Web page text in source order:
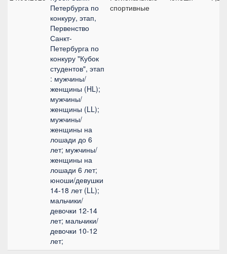
Петербурга по
конкуру, этап,
Первенство
Санкт-
Петербурга по
конкуру "Кубок
студентов", этап
: мужчины/
женщины (HL);
мужчины/
женщины (LL);
мужчины/
женщины на
лошади до 6
лет; мужчины/
женщины на
лошади 6 лет;
юноши/девушки
14-18 лет (LL);
мальчики/
девочки 12-14
лет; мальчики/
девочки 10-12
лет;
спортивные